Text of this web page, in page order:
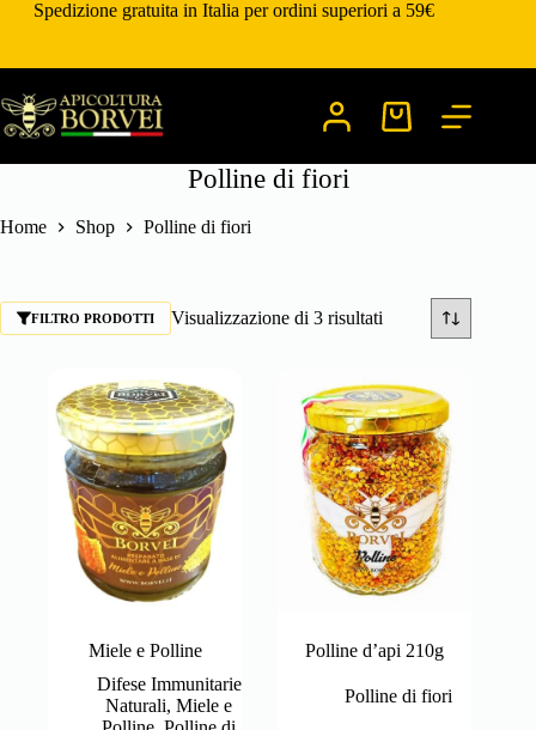
SaltaSpedizione gratuita in Italia per ordini superiori a 59€
Carrello
Polline di fiori
Home Shop Polline di fiori
FILTRO PRODOTTI Visualizzazione di 3 risultati
Miele e Polline
Difese Immunitarie
Naturali,Miele e
Polline d’api 210g
Polline di fiori